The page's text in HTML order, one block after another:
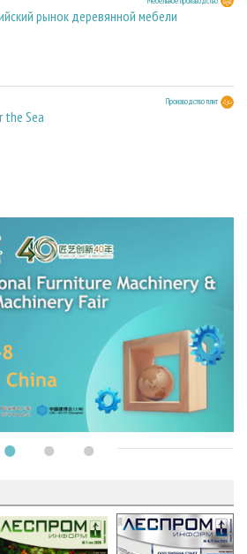
рынок деревянной мебели
Производство плит
the Sea